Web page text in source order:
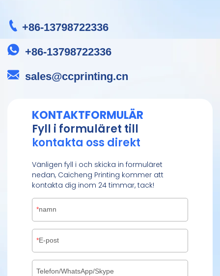
+86-13798722336
+86-13798722336
sales@ccprinting.cn
KONTAKTFORMULÄR
Fyll i formuläret till
kontakta oss direkt
Vänligen fyll i och skicka in formuläret
nedan, Caicheng Printing kommer att
kontakta dig inom 24 timmar, tack!
namn
E-post
Telefon/WhatsApp/Skype